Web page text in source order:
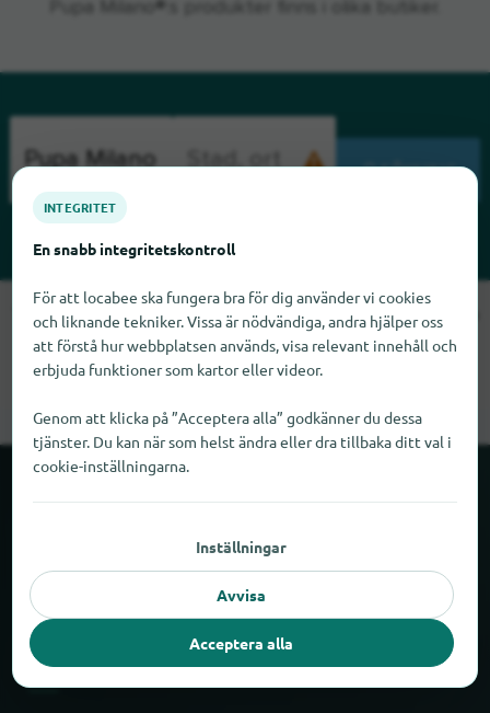
Pupa Milano®:s produkter finns i olika butiker.
SÖKNING
Tyvärr kan vi inte hitta Pupa Milano just nu. Om du vet var Pupa
Milano finns skulle vi bli glada om du meddelade oss det.
Om locabee
Partner
Rättslig
INTEGRITET
En snabb integritetskontroll
För att locabee ska fungera bra för dig använder vi cookies
och liknande tekniker. Vissa är nödvändiga, andra hjälper oss
att förstå hur webbplatsen används, visa relevant innehåll och
erbjuda funktioner som kartor eller videor.
Genom att klicka på ”Acceptera alla” godkänner du dessa
tjänster. Du kan när som helst ändra eller dra tillbaka ditt val i
cookie-inställningarna.
Inställningar
Avvisa
Acceptera alla